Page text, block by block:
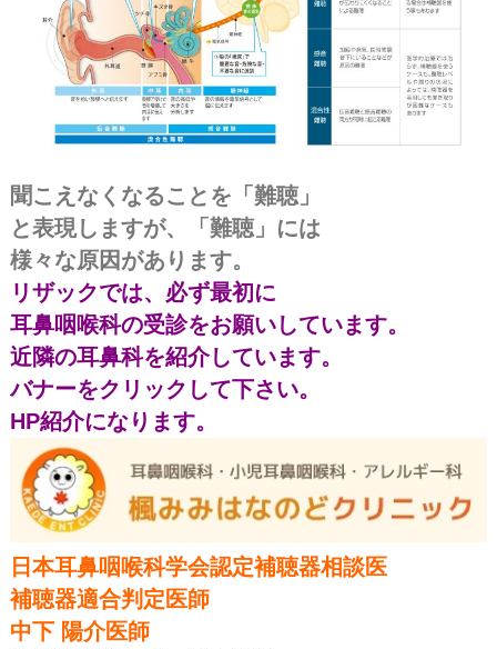
聞こえなくなることを「難聴」
と表現しますが、「難聴」には
様々な原因があります。
リザックでは、必ず最初に
耳鼻咽喉科の受診をお願いしています。
近隣の耳鼻科を紹介しています。
バナーをクリックして下さい。
HP紹介になります。
日本耳鼻咽喉科学会認定補聴器相談医
補聴器適合判定医師
中下 陽介医師